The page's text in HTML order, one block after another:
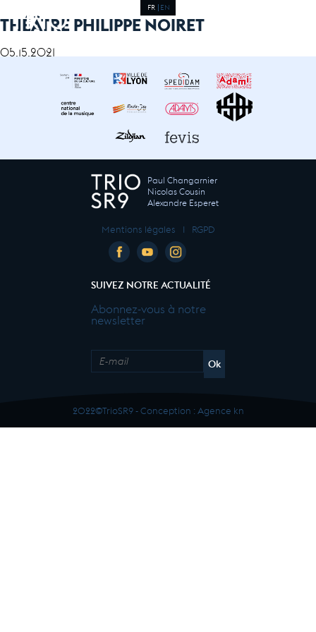
FR EN
THÉÂTRE PHILIPPE NOIRET
05.15.2021
Paul Changarnier
Nicolas Cousin
Alexandre Esperet
Mentions légales I RGPD
SUIVEZ NOTRE ACTUALITÉ
Abonnez-vous à notre
newsletter
2022©TrioSR9 - Conception : Agence kn